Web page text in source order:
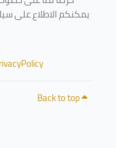
يمكنكم الاطلاع على
Back to top